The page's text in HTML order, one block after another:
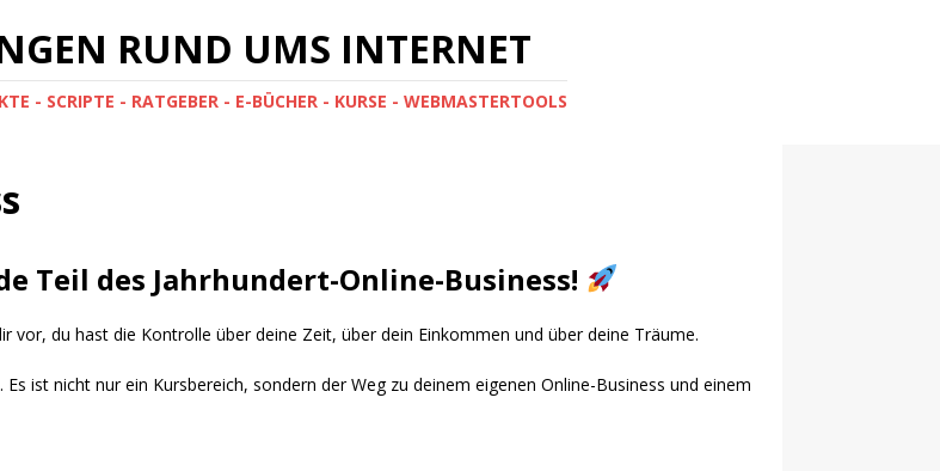
RUND UMS INTERNET
- SCRIPTE - RATGEBER - E-BÜCHER - KURSE - WEBMASTERTOOLS
Teil des Jahrhundert-Online-Business!
vor, du hast die Kontrolle über deine Zeit, über dein Einkommen und über deine Träume.
. Es ist nicht nur ein Kursbereich, sondern der Weg zu deinem eigenen Online-Business und einem